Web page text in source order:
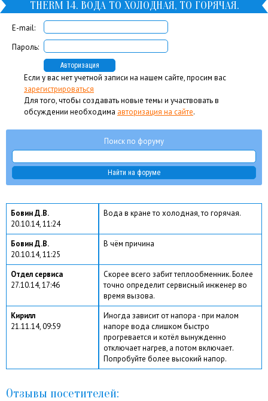
THERM 14. ВОДА ТО ХОЛОДНАЯ, ТО ГОРЯЧАЯ.
E-mail:
Пароль:
Если у вас нет учетной записи на нашем сайте, просим вас
зарегистрироваться
Для того, чтобы создавать новые темы и участвовать в
обсуждении необходима авторизация на сайте.
Поиск по форуму
Бовин Д.В.
20.10.14, 11:24
Вода в кране то холодная, то горячая.
Бовин Д.В.
20.10.14, 11:25
В чём причина
Отдел сервиса
27.10.14, 17:46
Скорее всего забит теплообменник. Более
точно определит сервисный инженер во
время вызова.
Кирилл
21.11.14, 09:59
Иногда зависит от напора - при малом
напоре вода слишком быстро
прогревается и котёл вынужденно
отключает нагрев, а потом включает.
Попробуйте более высокий напор.
Отзывы посетителей: